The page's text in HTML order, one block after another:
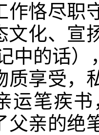
尽职守
文化、宣
中的话
质享受，
运笔疾
父亲的绝